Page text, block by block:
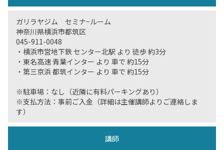
ガリラヤジム セミナ−ルーム
神奈川県横浜市都筑区
045-911-0048
・横浜市営地下鉄 センター北駅 より 徒歩 約3分
・東名高速 青葉インター より 車で 約15分
・第三京浜 都筑インター より 車で 約15分
※駐車場：なし（近隣に有料パーキングあり）
※支払方法：事前ご入金（詳細は主催講師よりご連絡しま
す）
講師